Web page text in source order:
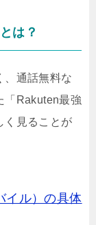
は？
、通話無料な
「Rakuten最強
く見ることが
イル）の具体